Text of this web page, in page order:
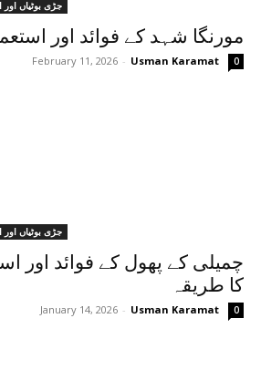
جڑی بوٹیاں
مورنگا شہد کے فوائد اور
Usman Karamat
-
February 11, 2026 0
جڑی بوٹیاں
چمیلی کے پھول کے فوائد اور
کا طریقہ
Usman Karamat
-
January 14, 2026 0